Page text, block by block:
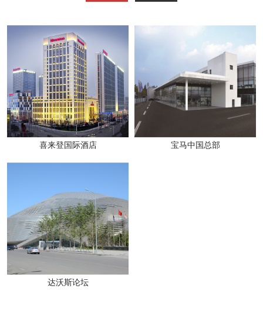
喜来登国际酒店 宝马中国总部
达沃斯论坛